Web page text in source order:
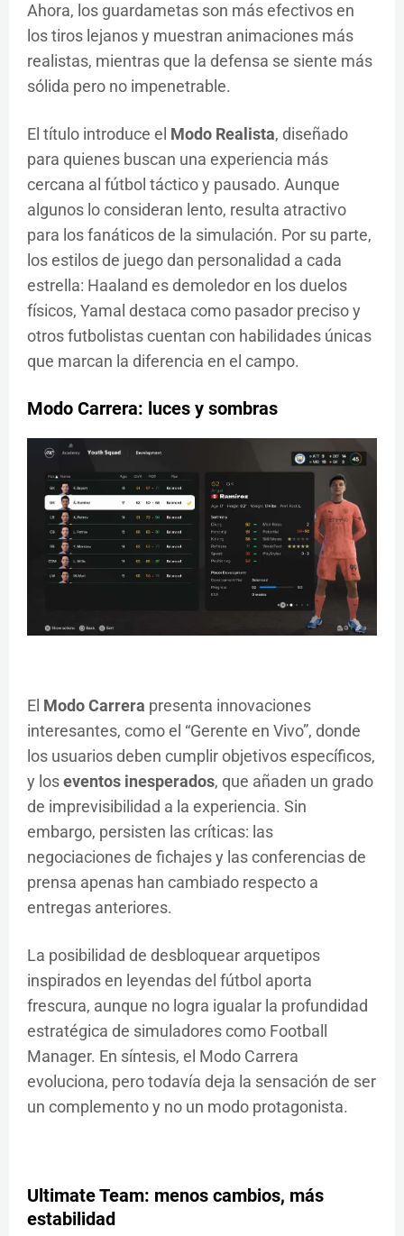
Ahora, los guardametas son más efectivos en
los tiros lejanos y muestran animaciones más
realistas, mientras que la defensa se siente más
sólida pero no impenetrable.
El título introduce el Modo Realista, diseñado
para quienes buscan una experiencia más
cercana al fútbol táctico y pausado. Aunque
algunos lo consideran lento, resulta atractivo
para los fanáticos de la simulación. Por su parte,
los estilos de juego dan personalidad a cada
estrella: Haaland es demoledor en los duelos
físicos, Yamal destaca como pasador preciso y
otros futbolistas cuentan con habilidades únicas
que marcan la diferencia en el campo.
Modo Carrera: luces y sombras
El Modo Carrera presenta innovaciones
interesantes, como el “Gerente en Vivo”, donde
los usuarios deben cumplir objetivos específicos,
y loseventos inesperados, que añaden un grado
de imprevisibilidad a la experiencia. Sin
embargo, persisten las críticas: las
negociaciones de fichajes y las conferencias de
prensa apenas han cambiado respecto a
entregas anteriores.
La posibilidad de desbloquear arquetipos
inspirados en leyendas del fútbol aporta
frescura, aunque no logra igualar la profundidad
estratégica de simuladores como Football
Manager. En síntesis, el Modo Carrera
evoluciona, pero todavía deja la sensación de ser
un complemento y no un modo protagonista.
Ultimate Team: menos cambios, más
estabilidad